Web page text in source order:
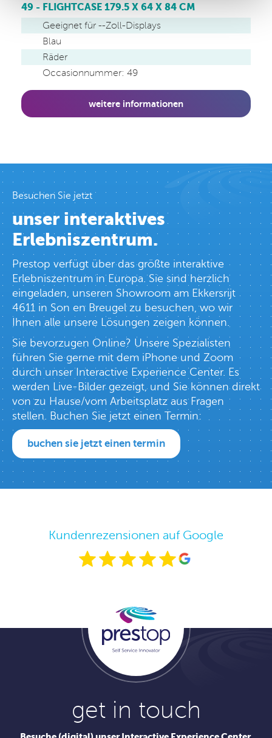
49 - FLIGHTCASE 179.5 X 64 X 84 CM
Geeignet für --Zoll-Displays
Blau
Räder
Occasionnummer: 49
weitere informationen
Besuchen Sie jetzt
unser interaktives
Erlebniszentrum.
Prestop verfügt über das größte interaktive
Erlebniszentrum in Europa. Sie sind herzlich
eingeladen, unseren Showroom am Ekkersrijt
4611 in Son en Breugel zu besuchen, wo wir
Ihnen alle unsere Lösungen zeigen können.
Sie bevorzugen Online? Unsere Spezialisten
führen Sie gerne mit dem iPhone und Zoom
durch unser Interactive Experience Center. Es
werden Live-Bilder gezeigt, und Sie können direkt
von zu Hause/vom Arbeitsplatz aus Fragen
stellen. Buchen Sie jetzt einen Termin:
buchen sie jetzt einen termin
Kundenrezensionen auf Google
get in touch